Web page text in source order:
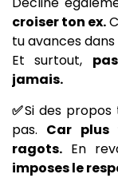
croiser ton ex.
tu avances
Et surtout,
jamais.
✅Si des
pas. Car plus
ragots. En
imposes le